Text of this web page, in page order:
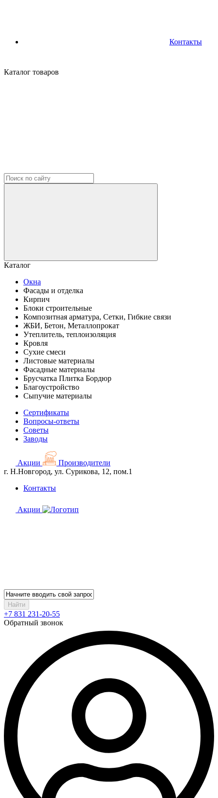
Контакты
Каталог товаров
Каталог
Окна
Фасады и отделка
Кирпич
Блоки строительные
Композитная арматура, Сетки, Гибкие связи
ЖБИ, Бетон, Металлопрокат
Утеплитель, теплоизоляция
Кровля
Сухие смеси
Листовые материалы
Фасадные материалы
Брусчатка Плитка Бордюр
Благоустройство
Сыпучие материалы
Сертификаты
Вопросы-ответы
Советы
Заводы
Акции
Производители
г. Н.Новгород, ул. Сурикова, 12, пом.1
Контакты
Акции
Найти
+7 831 231-20-55
Обратный звонок